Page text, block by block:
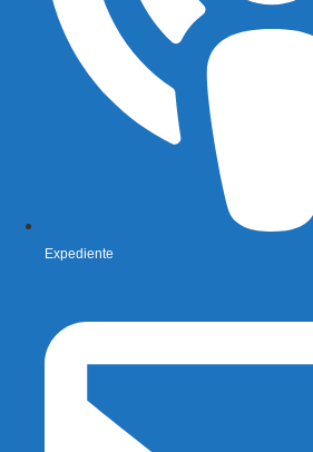
Expediente